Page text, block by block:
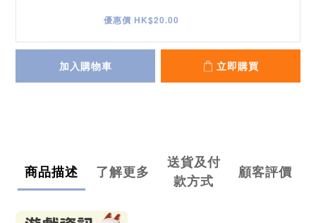
優惠價 HK$20.00
加入購物車 立即購買
商品描述 了解更多
送貨及付
款方式
顧客評價